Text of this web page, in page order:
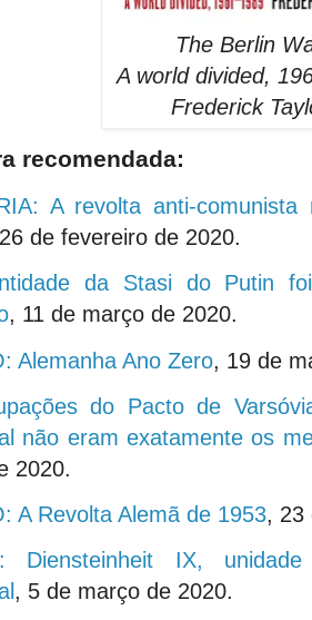
The Berlin
A world divided,
Frederick
recomendada:
A revolta anti-
26 de fevereiro de 2020.
da Stasi do Putin
, 11 de março de 2020.
Alemanha Ano Zero, 19 de
do Pacto de
não eram exatamente os
2020.
A Revolta Alemã de 1953, 23
Diensteinheit IX,
, 5 de março de 2020.